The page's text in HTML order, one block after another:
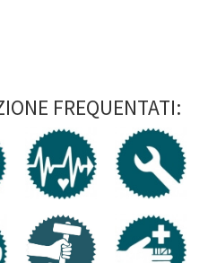
FREQUENTATI: